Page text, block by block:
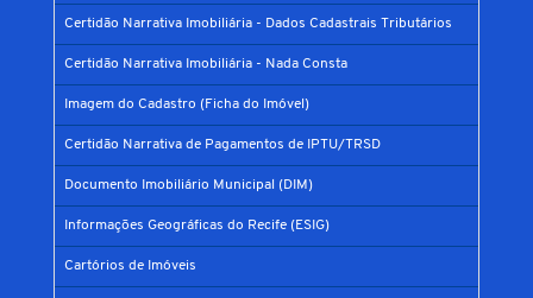
Certidão Narrativa Imobiliária - Dados Cadastrais Tributários
Certidão Narrativa Imobiliária - Nada Consta
Imagem do Cadastro (Ficha do Imóvel)
Certidão Narrativa de Pagamentos de IPTU/TRSD
Documento Imobiliário Municipal (DIM)
Informações Geográficas do Recife (ESIG)
Cartórios de Imóveis